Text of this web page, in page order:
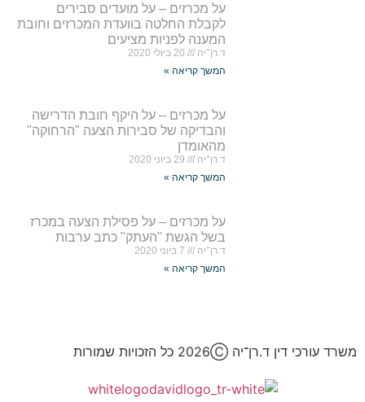
על מכרזים – על מועדים סבירים
לקבלת החלטה בוועדת המכרזים וחובת
המענה לפניות מציעים
ד.רן־יה
20 ביולי 2020
המשך קריאה »
על מכרזים – על היקף חובת הדרישה
והבדיקה של סבירות הצעה "הרחוקה"
מהאומדן
ד.רן־יה
29 ביוני 2020
המשך קריאה »
על מכרזים – על פסילת הצעה במכרז
בשל הגשת "העתק" כתב ערבות
ד.רן־יה
7 ביוני 2020
המשך קריאה »
משרד עורכי דין ד.רן־יה 2026Ⓒ כל הזכויות שמורות